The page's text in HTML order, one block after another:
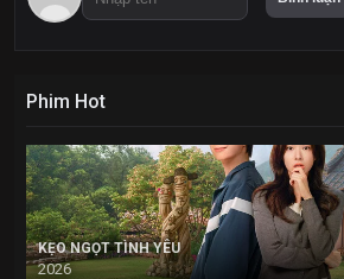
Phim Hot
KẸO NGỌT TÌNH YÊU
2026